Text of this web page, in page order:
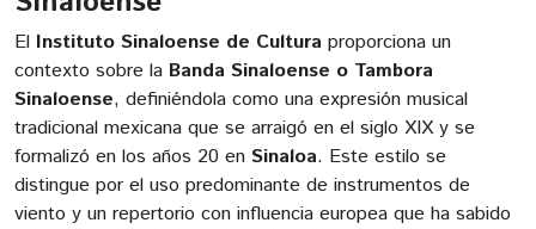
El Instituto Sinaloense de Cultura proporciona un
contexto sobre la Banda Sinaloense o Tambora
Sinaloense, definiéndola como una expresión musical
tradicional mexicana que se arraigó en el siglo XIX y se
formalizó en los años 20 en Sinaloa. Este estilo se
distingue por el uso predominante de instrumentos de
viento y un repertorio con influencia europea que ha sabido